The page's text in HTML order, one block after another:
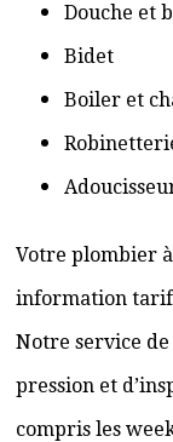
Douche et
Bidet
Boiler et
Votre plombier
information
Notre service
pression et
compris les